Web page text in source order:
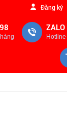
Đăng ký